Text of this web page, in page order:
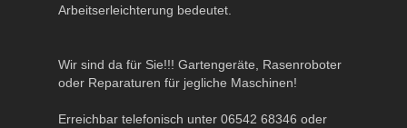
Arbeitserleichterung bedeutet.
Wir sind da für Sie!!! Gartengeräte, Rasenroboter
oder Reparaturen für jegliche Maschinen!
Erreichbar telefonisch unter 06542 68346 oder